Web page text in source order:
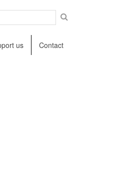
us Contact